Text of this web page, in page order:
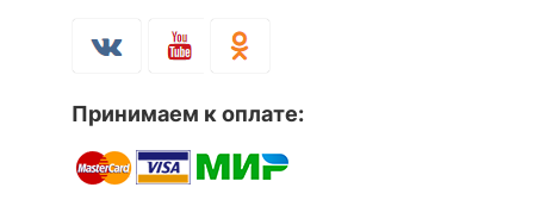
Принимаем к оплате: